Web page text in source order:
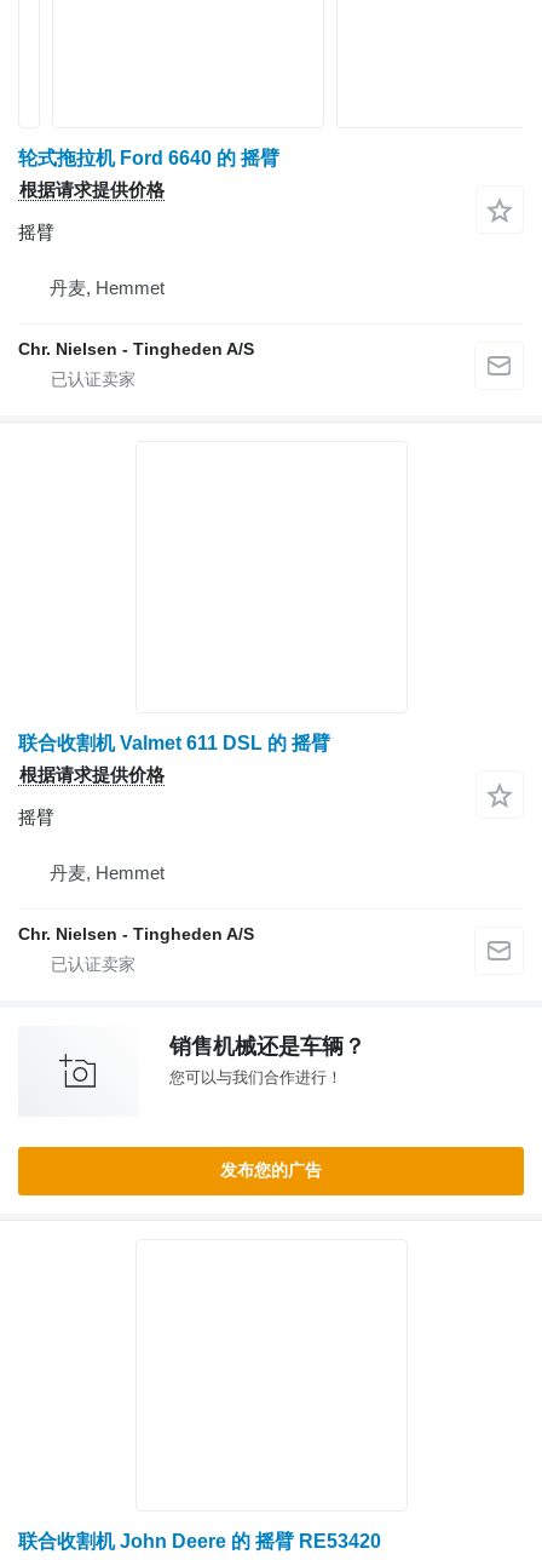
轮式拖拉机 Ford 6640 的 摇臂
根据请求提供价格
摇臂
丹麦, Hemmet
Chr. Nielsen - Tingheden A/S
联合收割机 Valmet 611 DSL 的 摇臂
根据请求提供价格
摇臂
丹麦, Hemmet
Chr. Nielsen - Tingheden A/S
销售机械还是车辆？
您可以与我们合作进行！
发布您的广告
联合收割机 John Deere 的 摇臂 RE53420